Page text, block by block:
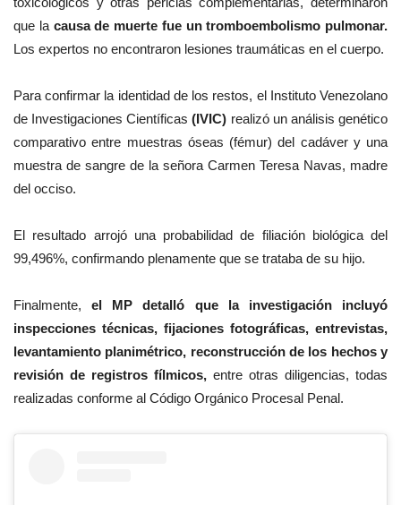
que la causa de muerte fue un tromboembolismo pulmonar.
Los expertos no encontraron lesiones traumáticas en el cuerpo.
Para confirmar la identidad de los restos, el Instituto Venezolano
de Investigaciones Científicas(IVIC) realizó un análisis genético
comparativo entre muestras óseas (fémur) del cadáver y una
muestra de sangre de la señora Carmen Teresa Navas, madre
del occiso.
El resultado arrojó una probabilidad de filiación biológica del
99,496%, confirmando plenamente que se trataba de su hijo.
Finalmente,el MP detalló que la investigación incluyó
inspecciones técnicas, fijaciones fotográficas, entrevistas,
levantamiento planimétrico, reconstrucción de los hechos y
revisión de registros fílmicos, entre otras diligencias, todas
realizadas conforme al Código Orgánico Procesal Penal.